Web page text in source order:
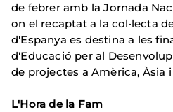
de febrer amb la Jornada
on el recaptat a la col·lecta
d'Espanya es destina a les
d'Educació per al
de projectes a Amèrica, Àsia
L'Hora de la Fam